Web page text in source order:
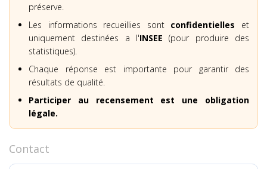
préserve.
Les informations recueillies sont confidentielles et
uniquement destinées a l'INSEE (pour produire des
statistiques).
Chaque réponse est importante pour garantir des
résultats de qualité.
Participer au recensement est une obligation
légale.
Contact